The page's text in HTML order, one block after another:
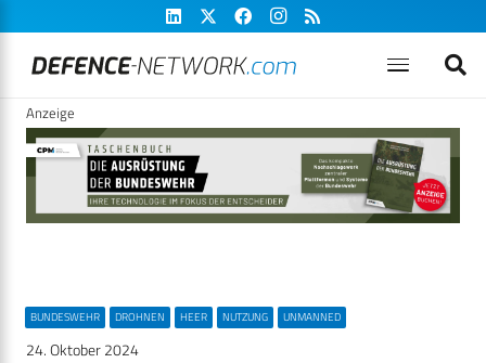
Anzeige
BUNDESWEHR DROHNEN HEER NUTZUNG UNMANNED
24. Oktober 2024